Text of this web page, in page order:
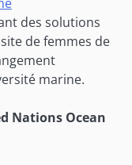
des solutions
de femmes de
marine.
Nations Ocean